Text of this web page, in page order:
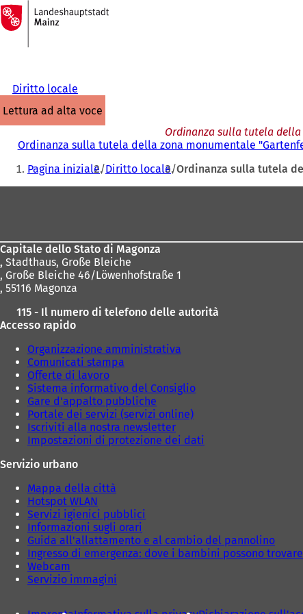
Vai al contenuto
Alla
pagina
iniziale
Diritto locale
lettura ad alta voce
Ordinanza sulla tutela
Ordinanza sulla tutela della zona monumentale
Siete
qui:
Pagina iniziale Diritto locale Ordinanza sulla tutela
Capitale dello Stato di Magonza
, Stadthaus, Große Bleiche
, Große Bleiche 46/Löwenhofstraße 1
, 55116 Magonza
115 - Il numero di telefono delle autorità
Accesso rapido
Organizzazione amministrativa
Comunicati stampa
Offerte di lavoro
Sistema informativo del Consiglio
Gare d'appalto pubbliche
Portale dei servizi (servizi online)
Iscriviti alla nostra newsletter
Impostazioni di protezione dei dati
Servizio urbano
Mappa della città
Hotspot WLAN
Servizi igienici pubblici
Informazioni sugli orari
Guida all'allattamento e al cambio del pannolino
Ingresso di emergenza: dove i bambini possono
Webcam
Servizio immagini